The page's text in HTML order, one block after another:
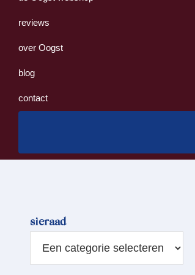
reviews
over Oogst
blog
contact
sieraad